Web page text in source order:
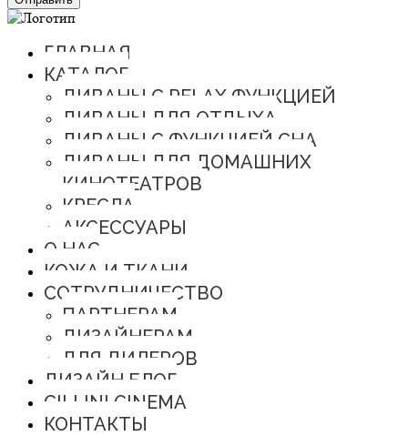
ГЛАВНАЯ
КАТАЛОГ
ДИВАНЫ С RELAX ФУНКЦИЕЙ
ДИВАНЫ ДЛЯ ОТДЫХА
ДИВАНЫ С ФУНКЦИЕЙ СНА
ДИВАНЫ ДЛЯ ДОМАШНИХ
КИНОТЕАТРОВ
КРЕСЛА
АКСЕССУАРЫ
О НАС
КОЖА И ТКАНИ
СОТРУДНИЧЕСТВО
ПАРТНЕРАМ
ДИЗАЙНЕРАМ
ДЛЯ ДИЛЕРОВ
ДИЗАЙН БЛОГ
CILLINI CINEMA
КОНТАКТЫ